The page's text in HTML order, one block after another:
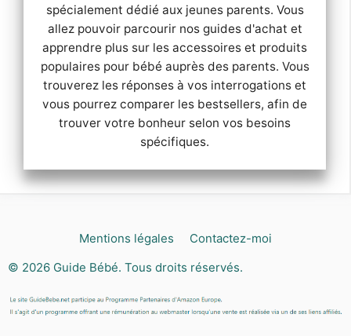
spécialement dédié aux jeunes parents. Vous
allez pouvoir parcourir nos guides d'achat et
apprendre plus sur les accessoires et produits
populaires pour bébé auprès des parents. Vous
trouverez les réponses à vos interrogations et
vous pourrez comparer les bestsellers, afin de
trouver votre bonheur selon vos besoins
spécifiques.
Mentions légales
Contactez-moi
© 2026 Guide Bébé. Tous droits réservés.